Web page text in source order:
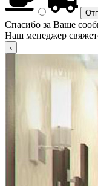
Спасибо за Ваше
Наш менеджер